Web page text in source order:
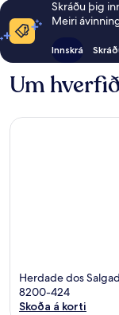
Skráðu þig
Meiri
Innskrá
Um
Herdade dos
8200-424
Skoða á korti